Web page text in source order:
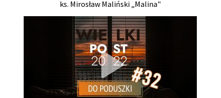
ks. Mirosław Maliński „Malina"